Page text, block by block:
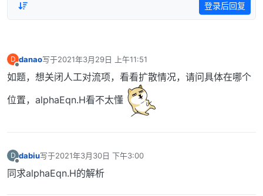
登录后回复
D danao写于2021年3月29日 上午11:51
最后由 编辑
如题，想关闭人工对流项，看看扩散情况，请问具体在哪个
位置，alphaEqn.H看不太懂
D
离线
dabiu写于2021年3月30日 下午3:00
最后由 编辑
同求alphaEqn.H的解析